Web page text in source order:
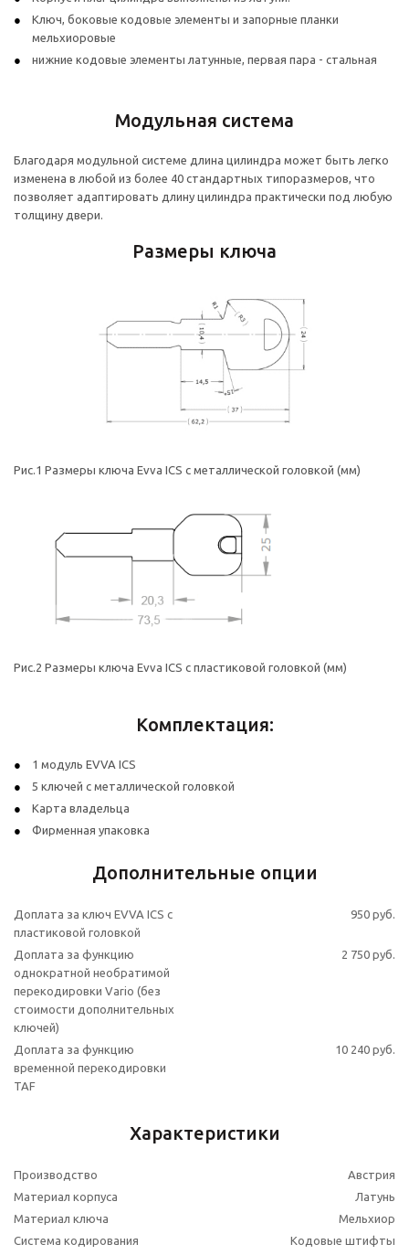
Ключ, боковые кодовые элементы и запорные планки
мельхиоровые
нижние кодовые элементы латунные, первая пара - стальная
Модульная система
Благодаря модульной системе длина цилиндра может быть легко
изменена в любой из более 40 стандартных типоразмеров, что
позволяет адаптировать длину цилиндра практически под любую
толщину двери.
Размеры ключа
Рис.1 Размеры ключа Evva ICS с металлической головкой (мм)
Рис.2 Размеры ключа Evva ICS с пластиковой головкой (мм)
Комплектация:
1 модуль EVVA ICS
5 ключей с металлической головкой
Карта владельца
Фирменная упаковка
Дополнительные опции
Доплата за ключ EVVA ICS с
пластиковой головкой
950 руб.
Доплата за функцию
однократной необратимой
перекодировки Vario (без
стоимости дополнительных
ключей)
2 750 руб.
Доплата за функцию
временной перекодировки
TAF
10 240 руб.
Характеристики
Производство
Австрия
Материал корпуса
Латунь
Материал ключа
Мельхиор
Система кодирования
Кодовые штифты